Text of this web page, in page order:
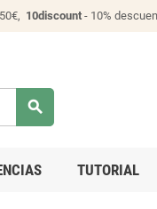
10discount- 10%
search
TUTORIAL